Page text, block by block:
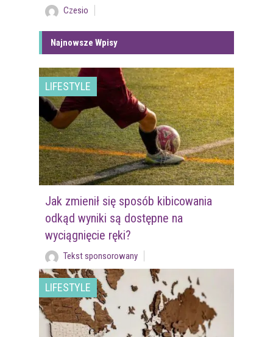
Czesio
Najnowsze Wpisy
LIFESTYLE
Jak zmienił się sposób kibicowania
odkąd wyniki są dostępne na
wyciągnięcie ręki?
Tekst sponsorowany
LIFESTYLE